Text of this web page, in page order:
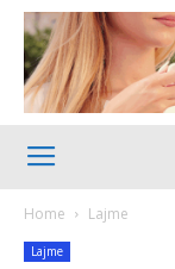
Home Lajme
Lajme